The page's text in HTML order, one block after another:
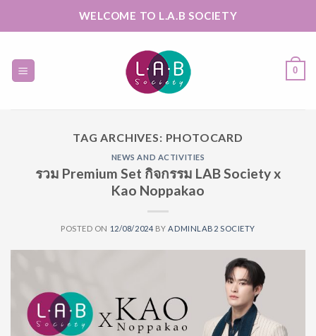
WELCOME TO L.A.B SOCIETY
0
TAG ARCHIVES: PHOTOCARD
NEWS AND ACTIVITIES
รวม Premium Set กิจกรรม LAB Society x
Kao Noppakao
POSTED ON 12/08/2024 BY ADMINLAB2 SOCIETY